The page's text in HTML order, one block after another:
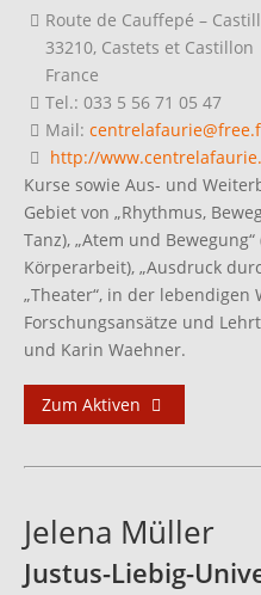
Route de Cauffepé –
33210, Castets et Castillon
France
Tel.: 033 5 56 71 05 47
Mail:
http://
Kurse sowie Aus- und
Gebiet von „Rhythmus,
Tanz), „Atem und
Körperarbeit), „Ausdruck
„Theater“, in der
Forschungsansätze und
und Karin Waehner.
Zum Aktiven
Jelena Müller
Justus-Liebig-